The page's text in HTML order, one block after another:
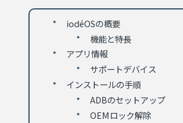
iodéOSの概要
機能と特長
アプリ情報
サポートデバイス
インストールの手順
ADBのセットアップ
OEMロック解除